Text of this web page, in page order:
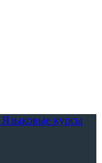
Языковые курсы